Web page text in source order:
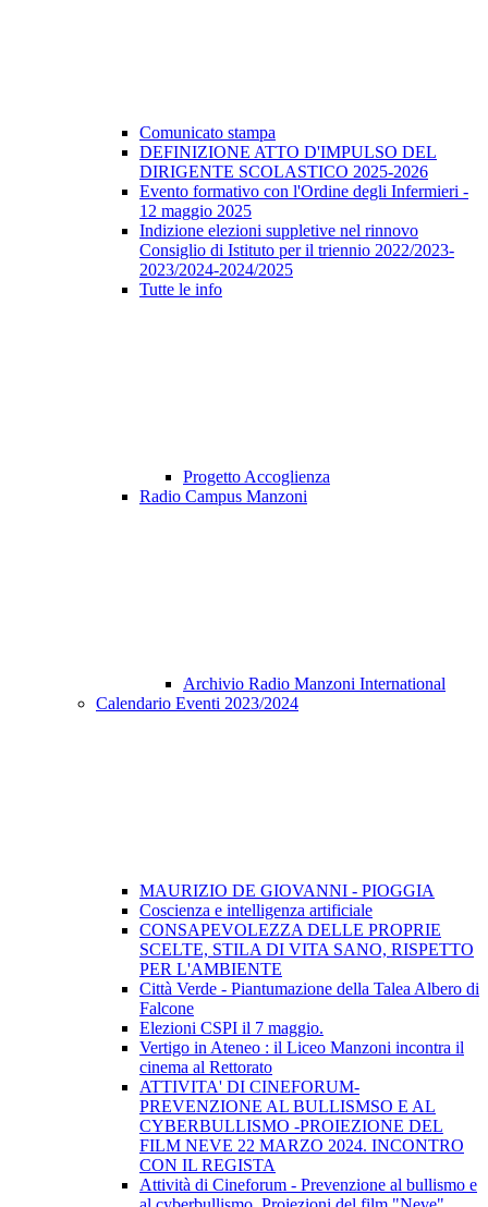
Comunicato stampa
DEFINIZIONE ATTO D'IMPULSO DEL
DIRIGENTE SCOLASTICO 2025-2026
Evento formativo con l'Ordine degli Infermieri -
12 maggio 2025
Indizione elezioni suppletive nel rinnovo
Consiglio di Istituto per il triennio 2022/2023-
2023/2024-2024/2025
Tutte le info
Progetto Accoglienza
Radio Campus Manzoni
Archivio Radio Manzoni International
Calendario Eventi 2023/2024
MAURIZIO DE GIOVANNI - PIOGGIA
Coscienza e intelligenza artificiale
CONSAPEVOLEZZA DELLE PROPRIE
SCELTE, STILA DI VITA SANO, RISPETTO
PER L'AMBIENTE
Città Verde - Piantumazione della Talea Albero di
Falcone
Elezioni CSPI il 7 maggio.
Vertigo in Ateneo : il Liceo Manzoni incontra il
cinema al Rettorato
ATTIVITA' DI CINEFORUM-
PREVENZIONE AL BULLISMSO E AL
CYBERBULLISMO -PROIEZIONE DEL
FILM NEVE 22 MARZO 2024. INCONTRO
CON IL REGISTA
Attività di Cineforum - Prevenzione al bullismo e